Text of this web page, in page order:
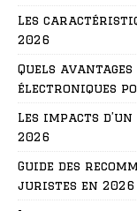
Les
2026
Quels
électroniques
Les impacts
2026
Guide des
juristes en 2026